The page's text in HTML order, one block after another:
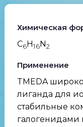
Химическая
C6H16N2
Применение
TMEDA
лиганда для
стабильные
галогенидами